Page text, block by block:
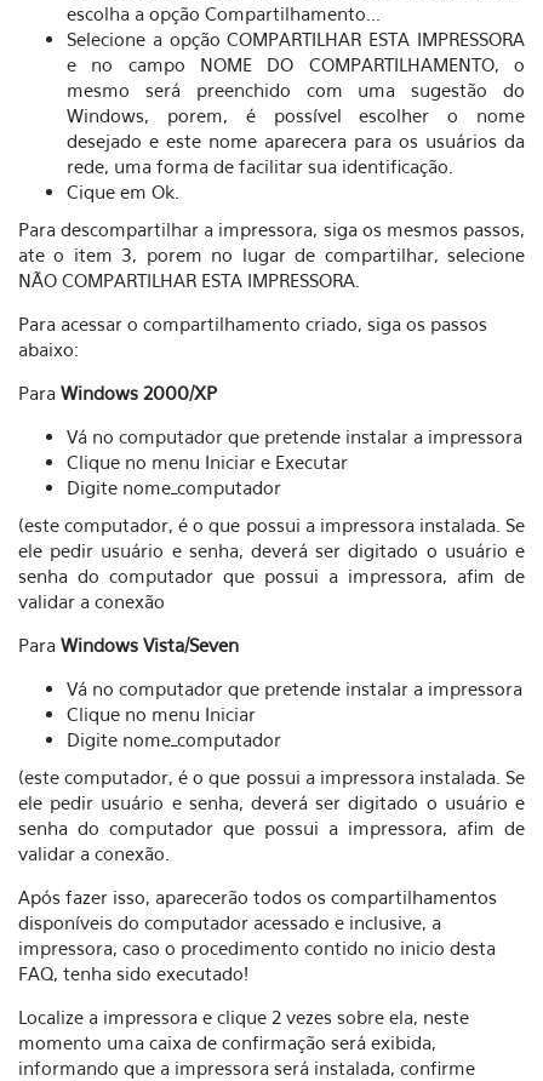
escolha a opção Compartilhamento...
Selecione a opção COMPARTILHAR ESTA IMPRESSORA
e no campo NOME DO COMPARTILHAMENTO, o
mesmo será preenchido com uma sugestão do
Windows, porem, é possível escolher o nome
desejado e este nome aparecera para os usuários da
rede, uma forma de facilitar sua identificação.
Cique em Ok.
Para descompartilhar a impressora, siga os mesmos passos,
ate o item 3, porem no lugar de compartilhar, selecione
NÃO COMPARTILHAR ESTA IMPRESSORA.
Para acessar o compartilhamento criado, siga os passos
abaixo:
Para Windows 2000/XP
Vá no computador que pretende instalar a impressora
Clique no menu Iniciar e Executar
Digite nome_computador
(este computador, é o que possui a impressora instalada. Se
ele pedir usuário e senha, deverá ser digitado o usuário e
senha do computador que possui a impressora, afim de
validar a conexão
Para Windows Vista/Seven
Vá no computador que pretende instalar a impressora
Clique no menu Iniciar
Digite nome_computador
(este computador, é o que possui a impressora instalada. Se
ele pedir usuário e senha, deverá ser digitado o usuário e
senha do computador que possui a impressora, afim de
validar a conexão.
Após fazer isso, aparecerão todos os compartilhamentos
disponíveis do computador acessado e inclusive, a
impressora, caso o procedimento contido no inicio desta
FAQ, tenha sido executado!
Localize a impressora e clique 2 vezes sobre ela, neste
momento uma caixa de confirmação será exibida,
informando que a impressora será instalada, confirme